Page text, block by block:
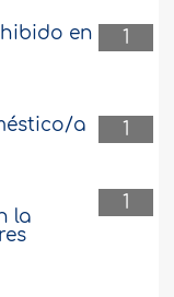
1
en
1
a
1
la